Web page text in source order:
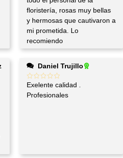
floristería, rosas muy bellas
y hermosas que cautivaron a
mi prometida. Lo
recomiendo
Daniel Trujillo
Exelente calidad .
Profesionales